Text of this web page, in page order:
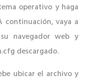
operativo y haga
continuación, vaya a
navegador web y
descargado.
ubicar el archivo y